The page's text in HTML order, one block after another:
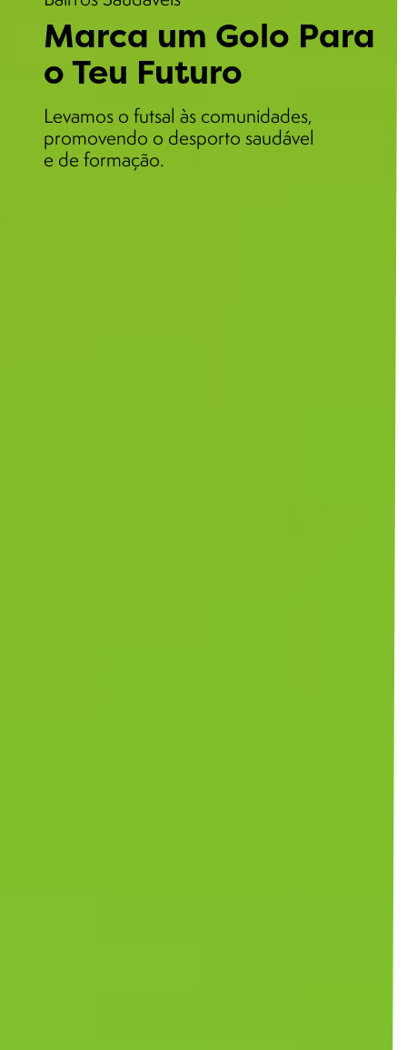
Marca um Golo Para
o Teu Futuro
Levamos o futsal às comunidades,
promovendo o desporto saudável
e de formação.